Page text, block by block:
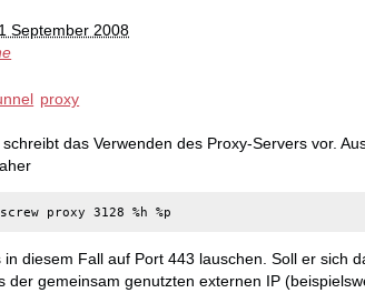
September 2008
proxy
das Verwenden des Proxy-Servers vor.
in diesem Fall auf Port 443 lauschen. Soll er sich
der gemeinsam genutzten externen IP